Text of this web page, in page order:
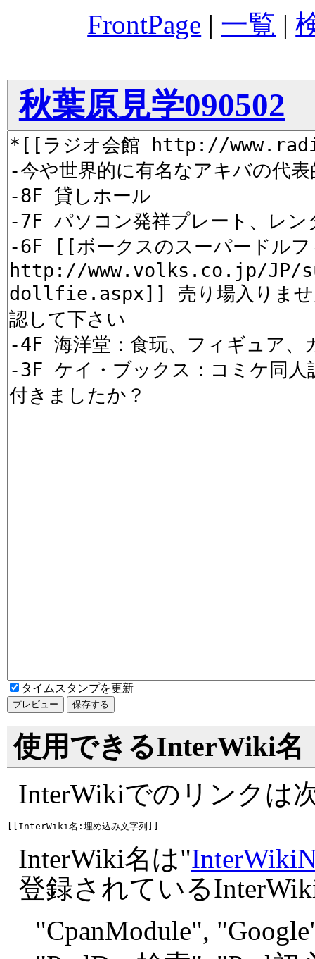
FrontPage | 一覧 |
秋葉原見学090502
タイムスタンプを更新
使用できるInterWiki名
InterWikiでのリンクは
InterWiki名は"
登録されている
"CpanModule", "